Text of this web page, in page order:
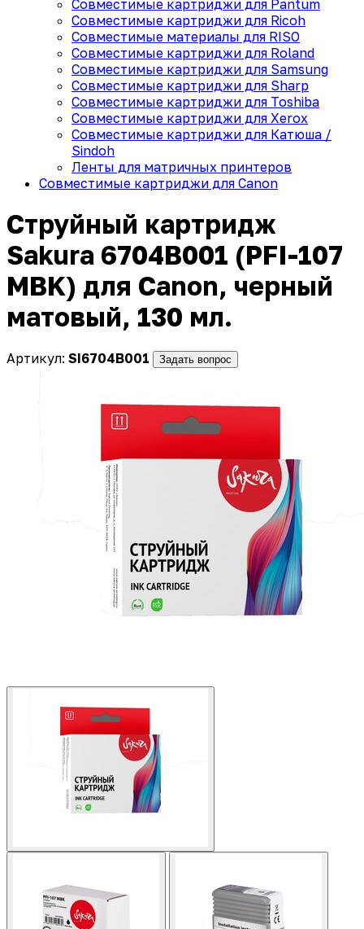
Совместимые картриджи для Pantum
Совместимые картриджи для Ricoh
Совместимые материалы для RISO
Совместимые картриджи для Roland
Совместимые картриджи для Samsung
Совместимые картриджи для Sharp
Совместимые картриджи для Toshiba
Совместимые картриджи для Xerox
Совместимые картриджи для Катюша /
Sindoh
Ленты для матричных принтеров
Совместимые картриджи для Canon
Струйный картридж
Sakura 6704B001 (PFI-107
MBK) для Canon, черный
матовый, 130 мл.
Артикул: SI6704B001 Задать вопрос